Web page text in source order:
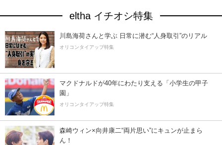
eltha イチオシ特集
川島海荷さんと学ぶ 日常に潜む“人身取引”のリアル
オリコンタイアップ特集
マクドナルドが40年にわたり支える「小学生の甲子
園」
オリコンタイアップ特集
森崎ウィン×向井康二“両片思い”にキュンが止まら
ん！